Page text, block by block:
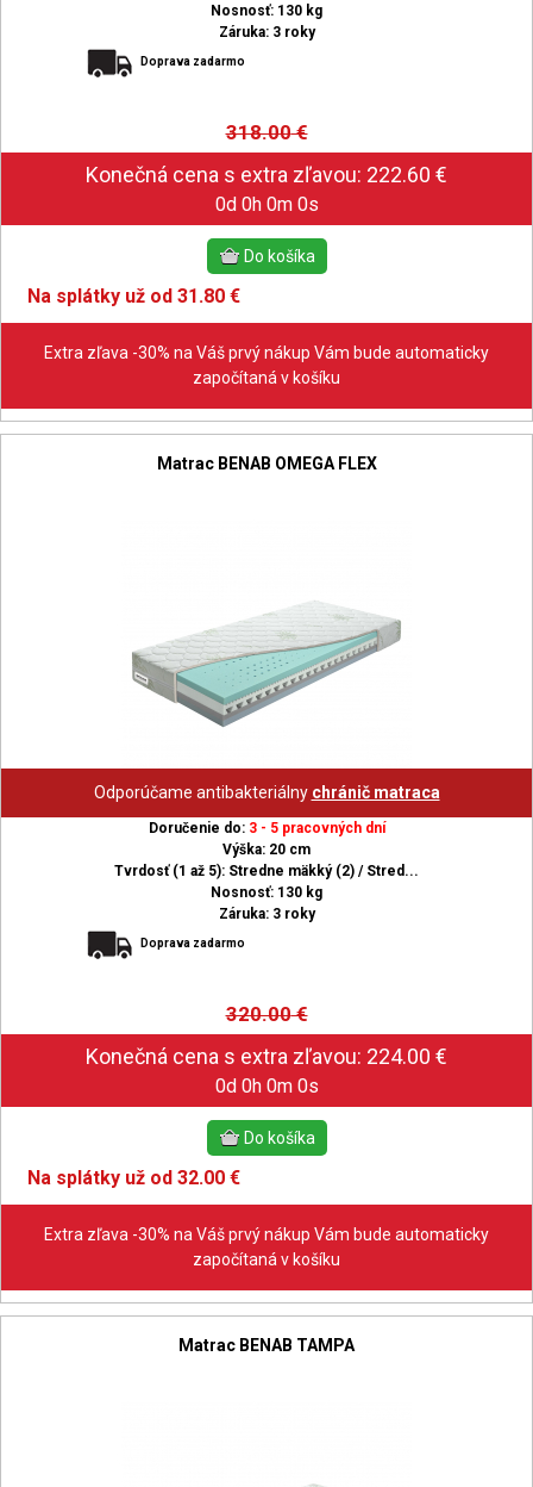
Nosnosť: 130 kg
Záruka: 3 roky
Doprava zadarmo
318.00€
0d 0h 0m 0s
Na splátky už od 31.80 €
Extra zľava -30% na Váš prvý nákup Vám bude automaticky
započítaná v košíku
Matrac BENAB OMEGA FLEX
Odporúčame antibakteriálny chránič matraca
Doručenie do: 3 - 5 pracovných dní
Výška: 20 cm
Tvrdosť (1 až 5): Stredne mäkký (2) / Stred...
Nosnosť: 130 kg
Záruka: 3 roky
Doprava zadarmo
320.00€
0d 0h 0m 0s
Na splátky už od 32.00 €
Extra zľava -30% na Váš prvý nákup Vám bude automaticky
započítaná v košíku
Matrac BENAB TAMPA